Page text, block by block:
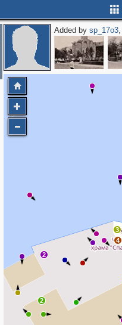
Added bysp_17o3
4
3
2
2